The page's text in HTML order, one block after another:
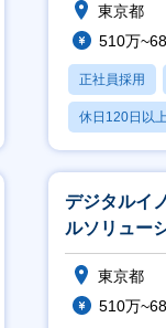
東京都
510万
正社員採用
休日120日以上
賞与あり
デジタルイ
ルソリュー
ニア
東京都
510万